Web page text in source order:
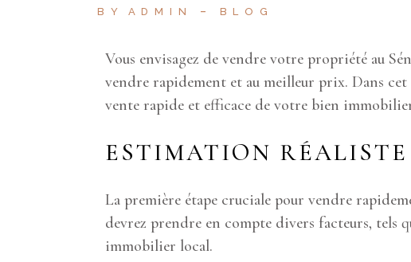
BY ADMIN BLOG
Vous envisagez de vendre votre propriété au
vendre rapidement et au meilleur prix. Dans
vente rapide et efficace de votre bien
ESTIMATION
La première étape cruciale pour vendre
devrez prendre en compte divers facteurs, tels
immobilier local.